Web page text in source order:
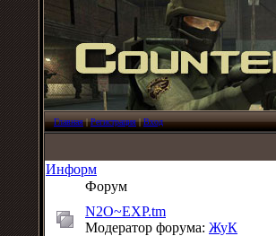
Главная|Регистрация|Вход
Информ
Форум
N2O~EXP.tm
Модератор форума: ЖуК